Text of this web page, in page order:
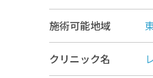
施術可能地域
クリニック名